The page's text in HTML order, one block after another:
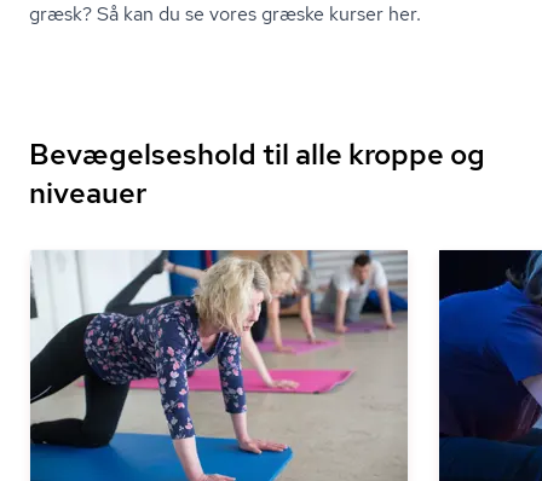
græsk?Så kan du se vores græske kurser her.
Bevægelseshold til alle kroppe og
niveauer